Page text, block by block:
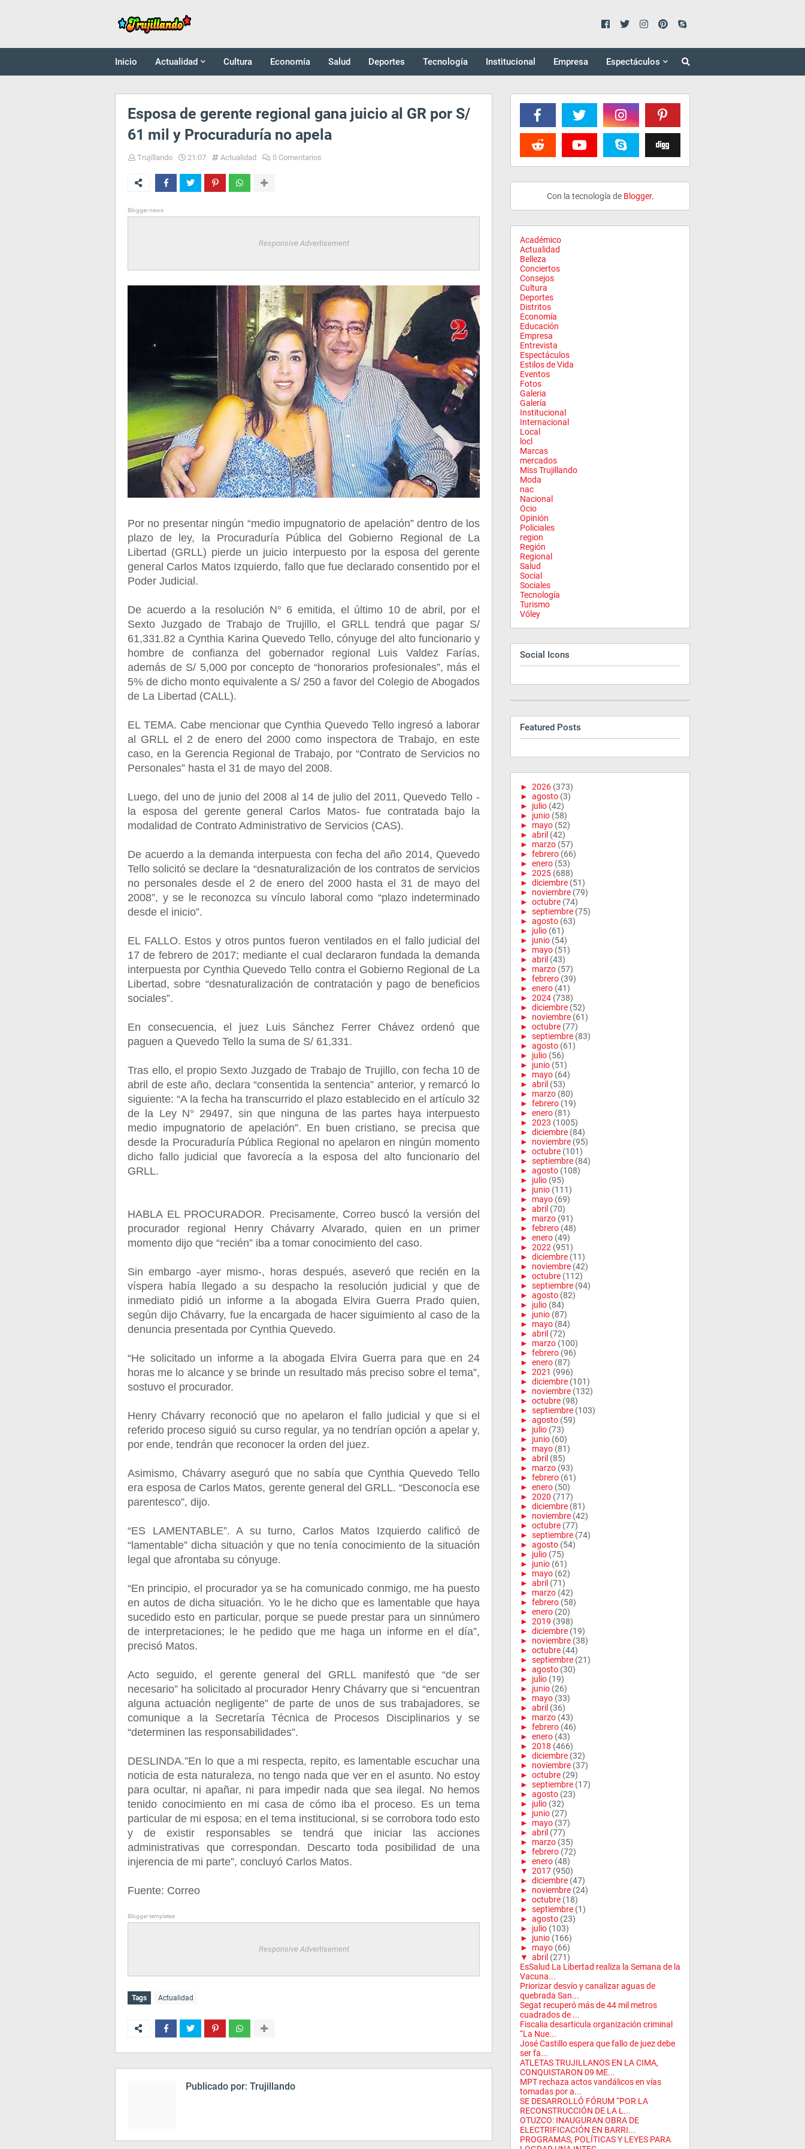
Inicio Actualidad Cultura Economía Salud Deportes Tecnología Institucional Empresa Espectáculos
Esposa de gerente regional gana juicio al GR por S/
61 mil y Procuraduría no apela
Trujillando 21:07 Actualidad 0 Comentarios
Blogger news
Responsive Advertisement
Por no presentar ningún “medio impugnatorio de apelación” dentro de los
plazo de ley, la Procuraduría Pública del Gobierno Regional de La
Libertad (GRLL) pierde un juicio interpuesto por la esposa del gerente
general Carlos Matos Izquierdo, fallo que fue declarado consentido por el
Poder Judicial.
De acuerdo a la resolución N° 6 emitida, el último 10 de abril, por el
Sexto Juzgado de Trabajo de Trujillo, el GRLL tendrá que pagar S/
61,331.82 a Cynthia Karina Quevedo Tello, cónyuge del alto funcionario y
hombre de confianza del gobernador regional Luis Valdez Farías,
además de S/ 5,000 por concepto de “honorarios profesionales”, más el
5% de dicho monto equivalente a S/ 250 a favor del Colegio de Abogados
de La Libertad (CALL).
EL TEMA. Cabe mencionar que Cynthia Quevedo Tello ingresó a laborar
al GRLL el 2 de enero del 2000 como inspectora de Trabajo, en este
caso, en la Gerencia Regional de Trabajo, por “Contrato de Servicios no
Personales” hasta el 31 de mayo del 2008.
Luego, del uno de junio del 2008 al 14 de julio del 2011, Quevedo Tello -
la esposa del gerente general Carlos Matos- fue contratada bajo la
modalidad de Contrato Administrativo de Servicios (CAS).
De acuerdo a la demanda interpuesta con fecha del año 2014, Quevedo
Tello solicitó se declare la “desnaturalización de los contratos de servicios
no personales desde el 2 de enero del 2000 hasta el 31 de mayo del
2008”, y se le reconozca su vínculo laboral como “plazo indeterminado
desde el inicio”.
EL FALLO. Estos y otros puntos fueron ventilados en el fallo judicial del
17 de febrero de 2017; mediante el cual declararon fundada la demanda
interpuesta por Cynthia Quevedo Tello contra el Gobierno Regional de La
Libertad, sobre “desnaturalización de contratación y pago de beneficios
sociales”.
En consecuencia, el juez Luis Sánchez Ferrer Chávez ordenó que
paguen a Quevedo Tello la suma de S/ 61,331.
Tras ello, el propio Sexto Juzgado de Trabajo de Trujillo, con fecha 10 de
abril de este año, declara “consentida la sentencia” anterior, y remarcó lo
siguiente: “A la fecha ha transcurrido el plazo establecido en el artículo 32
de la Ley N° 29497, sin que ninguna de las partes haya interpuesto
medio impugnatorio de apelación”. En buen cristiano, se precisa que
desde la Procuraduría Pública Regional no apelaron en ningún momento
dicho fallo judicial que favorecía a la esposa del alto funcionario del
GRLL.
HABLA EL PROCURADOR. Precisamente, Correo buscó la versión del
procurador regional Henry Chávarry Alvarado, quien en un primer
momento dijo que “recién” iba a tomar conocimiento del caso.
Sin embargo -ayer mismo-, horas después, aseveró que recién en la
víspera había llegado a su despacho la resolución judicial y que de
inmediato pidió un informe a la abogada Elvira Guerra Prado quien,
según dijo Chávarry, fue la encargada de hacer siguimiento al caso de la
denuncia presentada por Cynthia Quevedo.
“He solicitado un informe a la abogada Elvira Guerra para que en 24
horas me lo alcance y se brinde un resultado más preciso sobre el tema”,
sostuvo el procurador.
Henry Chávarry reconoció que no apelaron el fallo judicial y que si el
referido proceso siguió su curso regular, ya no tendrían opción a apelar y,
por ende, tendrán que reconocer la orden del juez.
Asimismo, Chávarry aseguró que no sabía que Cynthia Quevedo Tello
era esposa de Carlos Matos, gerente general del GRLL. “Desconocía ese
parentesco”, dijo.
“ES LAMENTABLE”. A su turno, Carlos Matos Izquierdo calificó de
“lamentable” dicha situación y que no tenía conocimiento de la situación
legal que afrontaba su cónyuge.
“En principio, el procurador ya se ha comunicado conmigo, me ha puesto
en autos de dicha situación. Yo le he dicho que es lamentable que haya
sucedido esto en particular, porque se puede prestar para un sinnúmero
de interpretaciones; le he pedido que me haga un informe en el día”,
precisó Matos.
Acto seguido, el gerente general del GRLL manifestó que “de ser
necesario” ha solicitado al procurador Henry Chávarry que si “encuentran
alguna actuación negligente” de parte de unos de sus trabajadores, se
comunique a la Secretaría Técnica de Procesos Disciplinarios y se
“determinen las responsabilidades”.
DESLINDA.”En lo que a mi respecta, repito, es lamentable escuchar una
noticia de esta naturaleza, no tengo nada que ver en el asunto. No estoy
para ocultar, ni apañar, ni para impedir nada que sea ilegal. No hemos
tenido conocimiento en mi casa de cómo iba el proceso. Es un tema
particular de mi esposa; en el tema institucional, si se corrobora todo esto
y de existir responsables se tendrá que iniciar las acciones
administrativas que correspondan. Descarto toda posibilidad de una
injerencia de mi parte”, concluyó Carlos Matos.
Fuente: Correo
Blogger templates
Responsive Advertisement
Tags Actualidad
Publicado por: Trujillando
Con la tecnología de Blogger.
Académico
Actualidad
Belleza
Conciertos
Consejos
Cultura
Deportes
Distritos
Economía
Educación
Empresa
Entrevista
Espectáculos
Estilos de Vida
Eventos
Fotos
Galeria
Galería
Institucional
Internacional
Local
locl
Marcas
mercados
Miss Trujillando
Moda
nac
Nacional
Ocio
Opinión
Policiales
region
Región
Regional
Salud
Social
Sociales
Tecnología
Turismo
Vóley
Social Icons
Featured Posts
► 2026 (373)
► agosto (3)
► julio (42)
► junio (58)
► mayo (52)
► abril (42)
► marzo (57)
► febrero (66)
► enero (53)
► 2025 (688)
► diciembre (51)
► noviembre (79)
► octubre (74)
► septiembre (75)
► agosto (63)
► julio (61)
► junio (54)
► mayo (51)
► abril (43)
► marzo (57)
► febrero (39)
► enero (41)
► 2024 (738)
► diciembre (52)
► noviembre (61)
► octubre (77)
► septiembre (83)
► agosto (61)
► julio (56)
► junio (51)
► mayo (64)
► abril (53)
► marzo (80)
► febrero (19)
► enero (81)
► 2023 (1005)
► diciembre (84)
► noviembre (95)
► octubre (101)
► septiembre (84)
► agosto (108)
► julio (95)
► junio (111)
► mayo (69)
► abril (70)
► marzo (91)
► febrero (48)
► enero (49)
► 2022 (951)
► diciembre (11)
► noviembre (42)
► octubre (112)
► septiembre (94)
► agosto (82)
► julio (84)
► junio (87)
► mayo (84)
► abril (72)
► marzo (100)
► febrero (96)
► enero (87)
► 2021 (996)
► diciembre (101)
► noviembre (132)
► octubre (98)
► septiembre (103)
► agosto (59)
► julio (73)
► junio (60)
► mayo (81)
► abril (85)
► marzo (93)
► febrero (61)
► enero (50)
► 2020 (717)
► diciembre (81)
► noviembre (42)
► octubre (77)
► septiembre (74)
► agosto (54)
► julio (75)
► junio (61)
► mayo (62)
► abril (71)
► marzo (42)
► febrero (58)
► enero (20)
► 2019 (398)
► diciembre (19)
► noviembre (38)
► octubre (44)
► septiembre (21)
► agosto (30)
► julio (19)
► junio (26)
► mayo (33)
► abril (36)
► marzo (43)
► febrero (46)
► enero (43)
► 2018 (466)
► diciembre (32)
► noviembre (37)
► octubre (29)
► septiembre (17)
► agosto (23)
► julio (32)
► junio (27)
► mayo (37)
► abril (77)
► marzo (35)
► febrero (72)
► enero (48)
▼ 2017 (950)
► diciembre (47)
► noviembre (24)
► octubre (18)
► septiembre (1)
► agosto (23)
► julio (103)
► junio (166)
► mayo (66)
▼ abril (271)
EsSalud La Libertad realiza la Semana de la
Vacuna...
Priorizar desvío y canalizar aguas de
quebrada San...
Segat recuperó más de 44 mil metros
cuadrados de ...
Fiscalia desarticula organización criminal
“La Nue...
José Castillo espera que fallo de juez debe
ser fa...
ATLETAS TRUJILLANOS EN LA CIMA,
CONQUISTARON 09 ME...
MPT rechaza actos vandálicos en vías
tomadas por a...
SE DESARROLLÓ FÓRUM “POR LA
RECONSTRUCCIÓN DE LA L...
OTUZCO: INAUGURAN OBRA DE
ELECTRIFICACIÓN EN BARRI...
PROGRAMAS, POLÍTICAS Y LEYES PARA